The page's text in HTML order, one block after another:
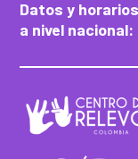
Datos y
a nivel nacional: